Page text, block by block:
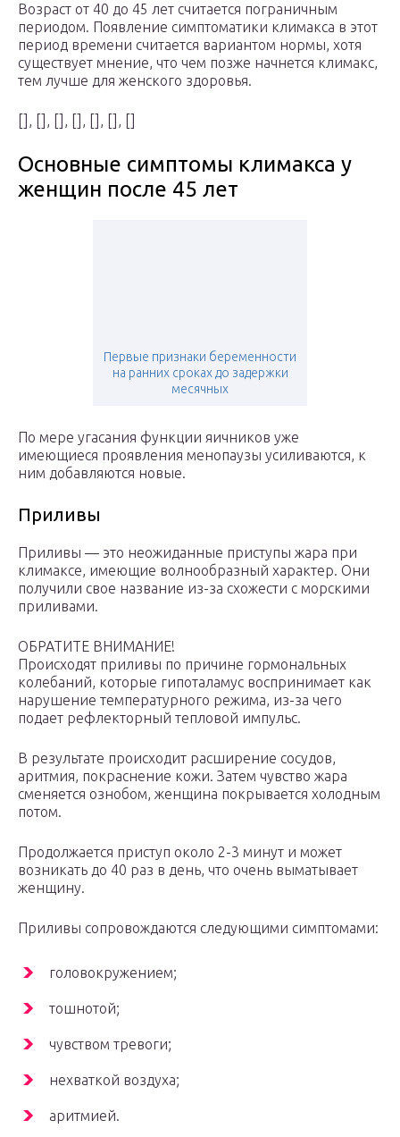
Возраст от 40 до 45 лет считается пограничным
периодом. Появление симптоматики климакса в этот
период времени считается вариантом нормы, хотя
существует мнение, что чем позже начнется климакс,
тем лучше для женского здоровья.
[], [], [], [], [], [], []
Основные симптомы климакса у
женщин после 45 лет
Первые признаки беременности
на ранних сроках до задержки
месячных
По мере угасания функции яичников уже
имеющиеся проявления менопаузы усиливаются, к
ним добавляются новые.
Приливы
Приливы — это неожиданные приступы жара при
климаксе, имеющие волнообразный характер. Они
получили свое название из-за схожести с морскими
приливами.
ОБРАТИТЕ ВНИМАНИЕ!
Происходят приливы по причине гормональных
колебаний, которые гипоталамус воспринимает как
нарушение температурного режима, из-за чего
подает рефлекторный тепловой импульс.
В результате происходит расширение сосудов,
аритмия, покраснение кожи. Затем чувство жара
сменяется ознобом, женщина покрывается холодным
потом.
Продолжается приступ около 2-3 минут и может
возникать до 40 раз в день, что очень выматывает
женщину.
Приливы сопровождаются следующими симптомами:
головокружением;
тошнотой;
чувством тревоги;
нехваткой воздуха;
аритмией.